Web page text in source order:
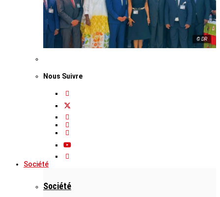
© DR
Nous Suivre
Société
Société